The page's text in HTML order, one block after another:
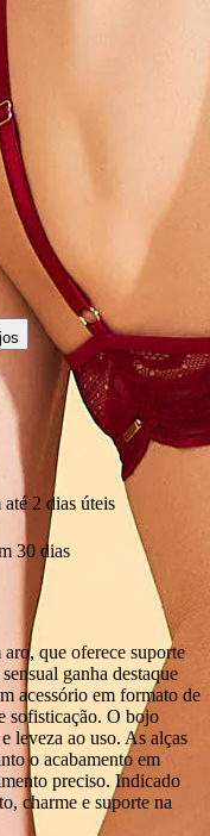
2 dias úteis
30 dias
que oferece suporte
ganha destaque
acessório em formato de
sofisticação. O bojo
leveza ao uso. As alças
o acabamento em
preciso. Indicado
charme e suporte na